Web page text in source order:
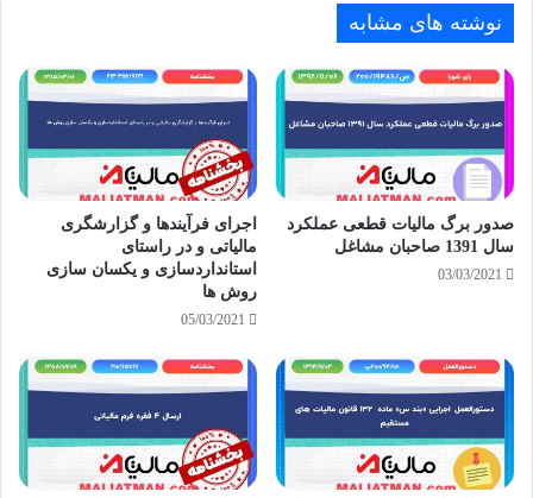
نوشته های مشابه
صدور برگ مالیات قطعی عملکرد
سال 1391 صاحبان مشاغل
03/03/2021
اجرای فرآیندها و گزارشگری
مالیاتی و در راستای
استانداردسازی و یکسان سازی
روش ها
05/03/2021